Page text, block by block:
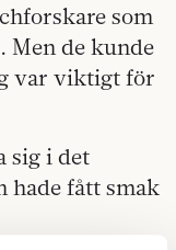
som
Men de kunde
var viktigt för
sig i det
hade fått smak